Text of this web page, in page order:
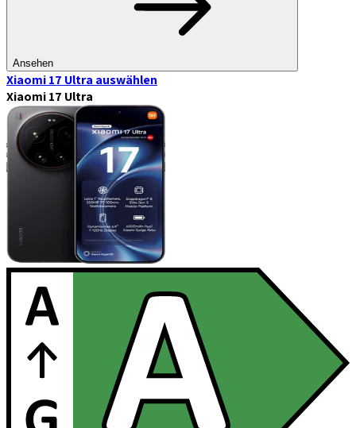
Ansehen
Xiaomi 17 Ultra auswählen
Xiaomi 17 Ultra